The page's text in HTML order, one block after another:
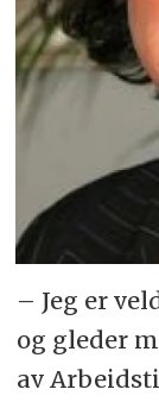
– Jeg er
og gleder
av